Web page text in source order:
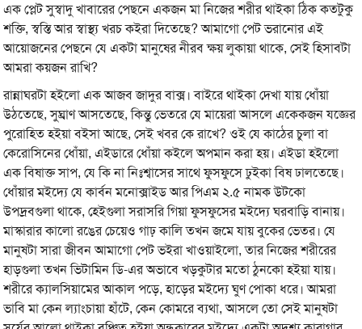
এক প্লেট সুস্বাদু খাবারের পেছনে একজন মা নিজের শরীর থাইকা ঠিক কতটুকু
শক্তি, স্বস্তি আর স্বাস্থ্য খরচ কইরা দিতেছে? আমাগো পেট ভরানোর এই
আয়োজনের পেছনে যে একটা মানুষের নীরব ক্ষয় লুকায়া থাকে, সেই হিসাবটা
আমরা কয়জন রাখি?
রান্নাঘরটা হইলো এক আজব জাদুর বাক্স। বাইরে থাইকা দেখা যায় ধোঁয়া
উঠতেছে, সুঘ্রাণ আসতেছে, কিন্তু ভেতরে যে মায়েরা আসলে একেকজন যজ্ঞের
পুরোহিত হইয়া বইসা আছে, সেই খবর কে রাখে? ওই যে কাঠের চুলা বা
কেরোসিনের ধোঁয়া, এইডারে ধোঁয়া কইলে অপমান করা হয়। এইডা হইলো
এক বিষাক্ত সাপ, যে কি না নিঃশ্বাসের সাথে ফুসফুসে ঢুইকা বিষ ঢালতেছে।
ধোঁয়ার মইদ্যে যে কার্বন মনোক্সাইড আর পিএম ২.৫ নামক উটকো
উপদ্রবগুলা থাকে, হেইগুলা সরাসরি গিয়া ফুসফুসের মইদ্যে ঘরবাড়ি বানায়।
মাস্কারার কালো রঙের চেয়েও গাঢ় কালি তখন জমে যায় বুকের ভেতর। যে
মানুষটা সারা জীবন আমাগো পেট ভইরা খাওয়াইলো, তার নিজের শরীরের
হাড়গুলা তখন ভিটামিন ডি-এর অভাবে খড়কুটার মতো ঠুনকো হইয়া যায়।
শরীরে ক্যালসিয়ামের আকাল পড়ে, হাড়ের মইদ্যে ঘুণ পোকা ধরে। আমরা
ভাবি মা কেন ল্যাংচায়া হাঁটে, কেন কোমরে ব্যথা, আসলে তো সেই মানুষটা